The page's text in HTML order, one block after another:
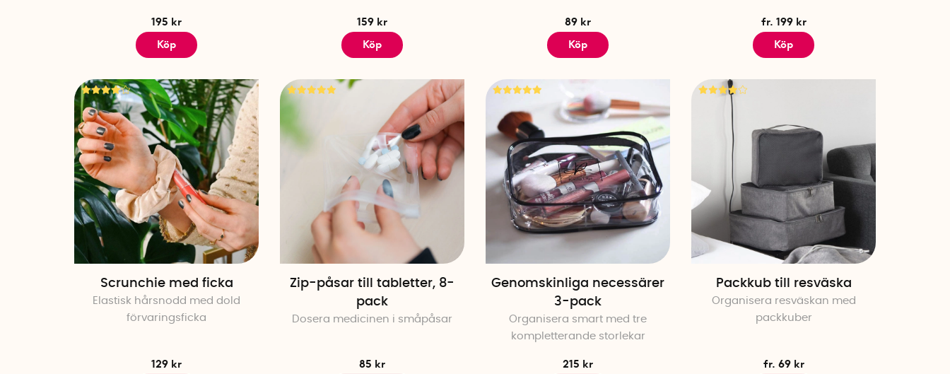
195 kr
Köp
159 kr
Köp
89 kr
Köp
fr. 199 kr
Köp
Scrunchie med ficka
Elastisk hårsnodd med dold
förvaringsficka
129 kr
Zip-påsar till tabletter, 8-
pack
Dosera medicinen i småpåsar
85 kr
Genomskinliga necessärer
3-pack
Organisera smart med tre
kompletterande storlekar
215 kr
Packkub till resväska
Organisera resväskan med
packkuber
fr. 69 kr